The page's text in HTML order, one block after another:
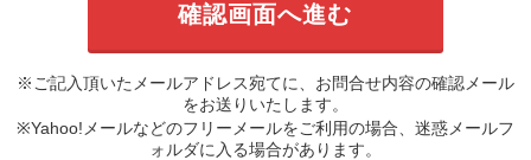
※ご記入頂いたメールアドレス宛てに、お問合せ内容の確認メール
をお送りいたします。
※Yahoo!メールなどのフリーメールをご利用の場合、迷惑メールフ
ォルダに入る場合があります。